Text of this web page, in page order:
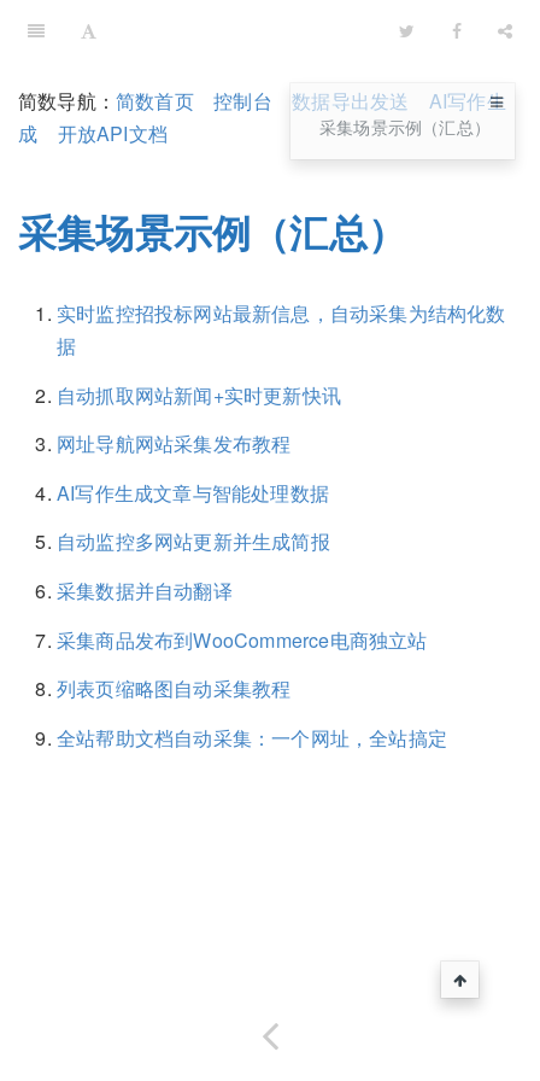
采集场景示例（汇总）
简数导航： 简数首页 控制台 数据导出发送
AI写作生
成
开放API文档
采集场景示例（汇总）
实时监控招投标网站最新信息，自动采集为结构化数
据
自动抓取网站新闻+实时更新快讯
网址导航网站采集发布教程
AI写作生成文章与智能处理数据
自动监控多网站更新并生成简报
采集数据并自动翻译
采集商品发布到WooCommerce电商独立站
列表页缩略图自动采集教程
全站帮助文档自动采集：一个网址，全站搞定